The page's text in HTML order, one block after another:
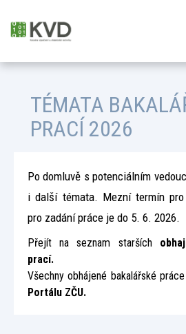
TÉMATA
PRACÍ 2026
Po domluvě s potenciálním
i další témata. Mezní termín pro
pro zadání práce je do 5. 6. 2026.
Přejít na seznam starších
prací.
Všechny obhájené bakalářské
Portálu ZČU.